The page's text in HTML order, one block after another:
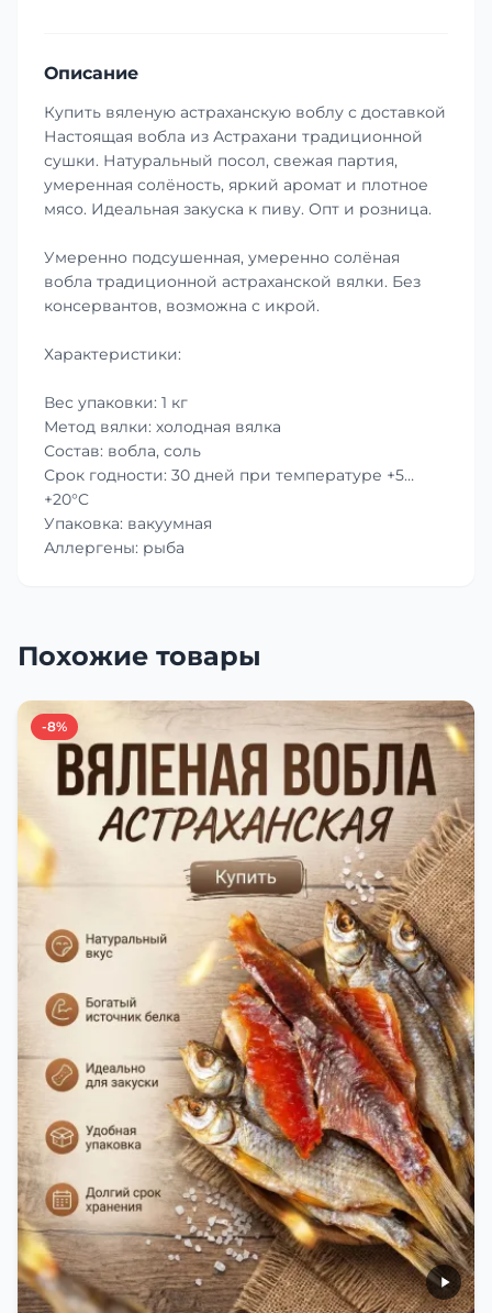
Описание
Купить вяленую астраханскую воблу с доставкой
Настоящая вобла из Астрахани традиционной
сушки. Натуральный посол, свежая партия,
умеренная солёность, яркий аромат и плотное
мясо. Идеальная закуска к пиву. Опт и розница.
Умеренно подсушенная, умеренно солёная
вобла традиционной астраханской вялки. Без
консервантов, возможна с икрой.
Характеристики:
Вес упаковки: 1 кг
Метод вялки: холодная вялка
Состав: вобла, соль
Срок годности: 30 дней при температуре +5…
+20°C
Упаковка: вакуумная
Аллергены: рыба
Похожие товары
-8%